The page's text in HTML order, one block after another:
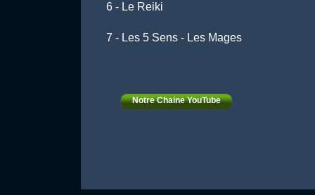
6 - Le Reiki
7 - Les 5 Sens - Les Mages